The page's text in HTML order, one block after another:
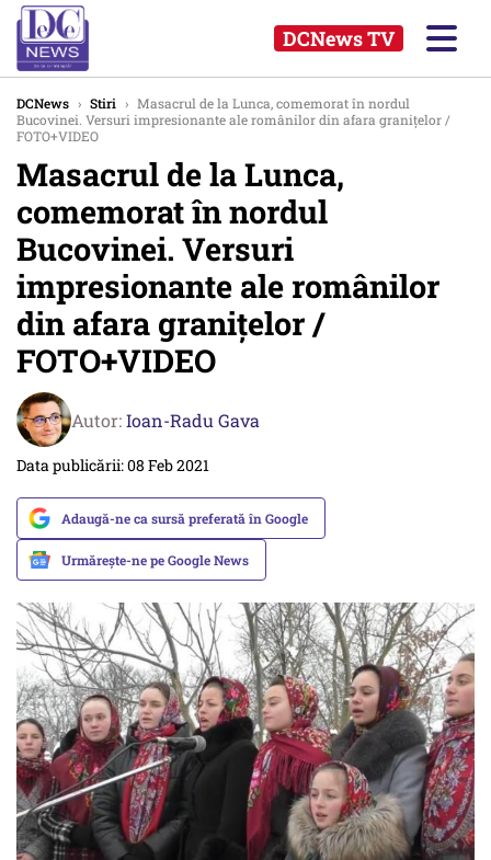
DCNews TV
DCNews › Stiri › Masacrul de la Lunca, comemorat în nordul
Bucovinei. Versuri impresionante ale românilor din afara granițelor /
FOTO+VIDEO
Masacrul de la Lunca,
comemorat în nordul
Bucovinei. Versuri
impresionante ale românilor
din afara granițelor /
FOTO+VIDEO
Autor:Ioan-Radu Gava
Data publicării: 08 Feb 2021
Adaugă-ne ca sursă preferată în Google
Urmărește-ne pe Google News